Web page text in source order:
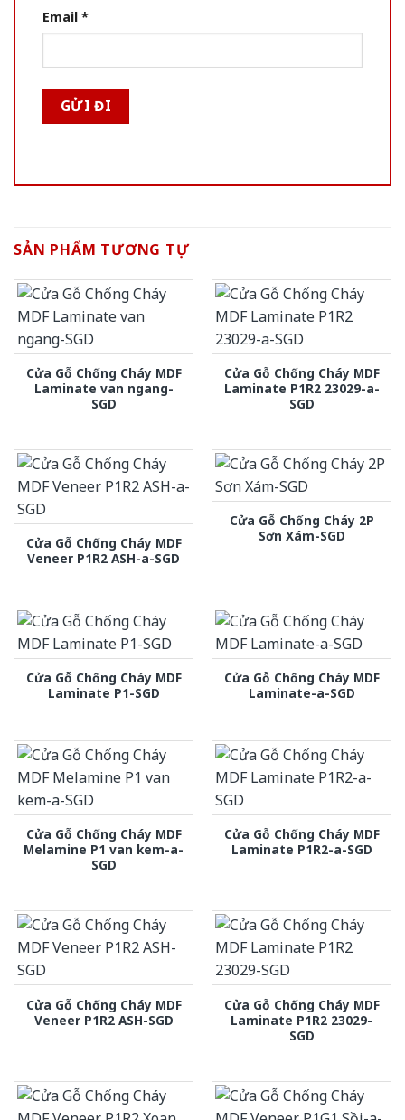
Email *
SẢN PHẨM TƯƠNG TỰ
Cửa Gỗ Chống Cháy MDF
Laminate van ngang-
SGD
Cửa Gỗ Chống Cháy MDF
Laminate P1R2 23029-a-
SGD
Cửa Gỗ Chống Cháy MDF
Veneer P1R2 ASH-a-SGD
Cửa Gỗ Chống Cháy 2P
Sơn Xám-SGD
Cửa Gỗ Chống Cháy MDF
Laminate P1-SGD
Cửa Gỗ Chống Cháy MDF
Laminate-a-SGD
Cửa Gỗ Chống Cháy MDF
Melamine P1 van kem-a-
SGD
Cửa Gỗ Chống Cháy MDF
Laminate P1R2-a-SGD
Cửa Gỗ Chống Cháy MDF
Veneer P1R2 ASH-SGD
Cửa Gỗ Chống Cháy MDF
Laminate P1R2 23029-
SGD